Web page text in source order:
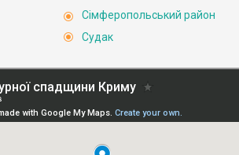
Сімферопольський район
Судак